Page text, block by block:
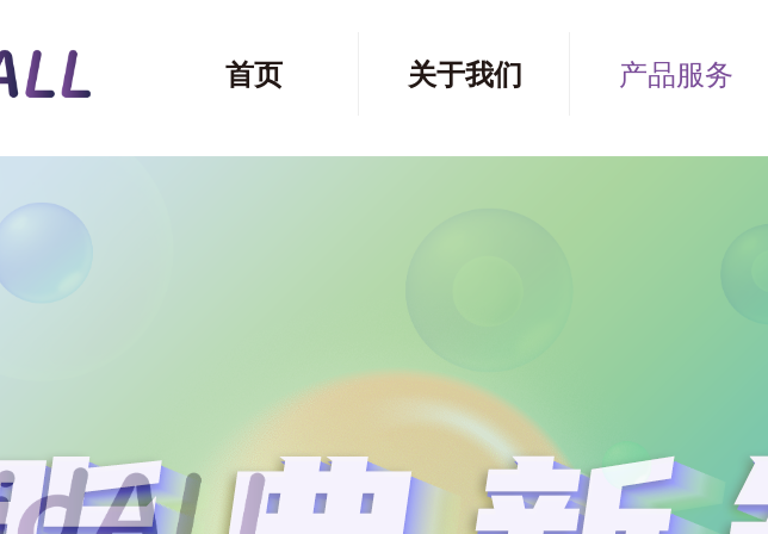
首页 关于我们 产品服务